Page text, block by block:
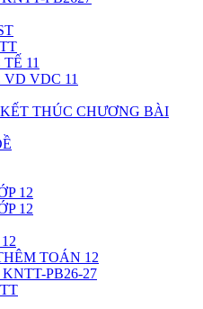
11
VDC 11
THÚC CHƯƠNG BÀI
12
12
TOÁN 12
PB26-27